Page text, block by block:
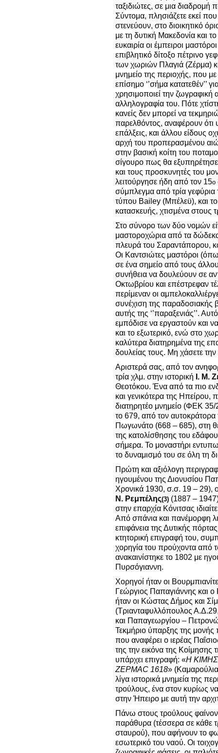
ταξιδιώτες, σε μια διαδρομή
Σύντομα, πλησιάζετε εκεί
στενεύουν, στο διοικητικό
με τη δυτική Μακεδονία και
ευκαιρία οι έμπειροι
επιβλητικό δίτοξο πέτρινο
των χωριών Πλαγιά (Ζέρμα)
μνημείο της περιοχής, που
επίσημο ‘’σήμα
χρησιμοποιεί την
αλληλογραφία του. Πότε
κανείς δεν μπορεί να
παρελθόντος, αναφέρουν ότι
επάλξεις, και άλλου είδους
αρχή του προπερασμένου
στην βασική κοίτη του
σίγουρο πως θα
και τους προσκυνητές του
λειτούργησε ήδη από τον 15ο
σύμπλεγμα από τρία γεφύρια
τύπου Bailey (Μπέλεϋ), και το
κατασκευής, χτισμένα στους
Στο σύνορο των δύο νομών
μαστοροχώρια από τα
πλευρά του Σαραντάπορου,
Οι Καντσιώτες μαστόροι
σε ένα σημείο από τους
συνήθεια να δουλεύουν σε
Οκτωβρίου και επέστρεφαν
περίμεναν οι
συνέχιση της παραδοσιακής
αυτής της ‘’παραξενιάς’’.
εμπόδισε να εργαστούν και
και το εξωτερικό, ενώ στο
καλύτερα διατηρημένα της
δουλείας τους. Μη χάσετε
Αριστερά σας, από τον
τρία χλμ. στην ιστορική Ι. Μ.
Θεοτόκου. Ένα από τα πιο
και γενικότερα της Ηπείρου,
διατηρητέο μνημείο (ΦΕΚ
το 679, από τον αυτοκράτορα
Πωγωνάτο (668 – 685), στη
της κατολίσθησης του
σήμερα. Το μοναστήρι
το δυναμισμό του σε όλη τη
Πρώτη και αξιόλογη
ηγουμένου της Διονυσίου
Χρονικά 1930, σ.σ. 19 – 29),
Ν. Ρεμπέλης(3) (1887 –
στην επαρχία Κόνιτσας
Από σπάνια και πανέμορφη
επιφάνεια της Δυτικής
κτητορική επιγραφή του,
χορηγία του προύχοντα από
ανακαινίστηκε το 1802 με
Πυρσόγιαννη.
Χορηγοί ήταν οι
Γεώργιος Παπαγιάννης και
ήταν οι Κώστας Δήμος και
(Τριανταφυλλόπουλος
και Παπαγεωργίου –
Τεκμήριο ύπαρξης της μονής
που αναφέρει ο ιερέας
της την εικόνα της Κοίμησης
υπάρχει επιγραφή: «Η
ΖΕΡΜΑC 1618»
λίγα ιστορικά μνημεία της
τρούλους, ένα στον κυρίως
στην Ήπειρο με αυτή την
Πάνω στους τρούλους
παράθυρα (τέσσερα σε κάθε
σταυρού), που αφήνουν το
εσωτερικό του ναού. Οι